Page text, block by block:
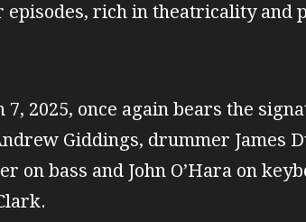
rich in theatricality and
2025, once again bears the
Giddings, drummer James
on bass and John O’Hara on